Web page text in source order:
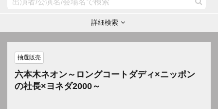
詳細検索
抽選販売
六本木ネオン～ロングコートダディ×ニッポン
の社長×ヨネダ2000～